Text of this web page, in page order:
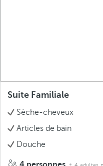
Suite Familiale
Sèche-cheveux
Articles de bain
Douche